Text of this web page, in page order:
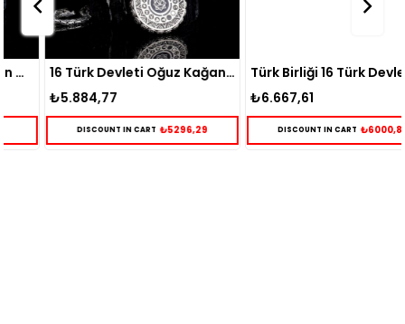
16 Türk Devleti Oğuz Kağan Mührü Madalyon Gümüş Kolye
₺5.884,77
DISCOUNT IN CART ₺5296,29
Türk Birliği 16 Türk Devleti Gümüş Kolye
₺6.667,61
DISCOUNT IN CART ₺6000,85